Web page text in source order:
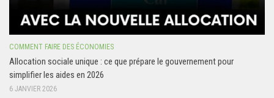
COMMENT FAIRE DES ÉCONOMIES
Allocation sociale unique : ce que prépare le gouvernement pour
simplifier les aides en 2026
6 JANVIER 2026